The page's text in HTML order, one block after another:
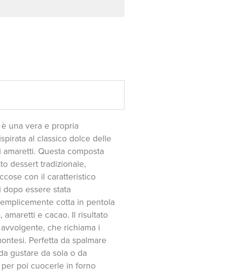
una vera e propria
al classico dolce delle
Questa composta
dessert tradizionale,
con il caratteristico
essere stata
cotta in pentola
amaretti e cacao. Il risultato
che richiama i
Perfetta da spalmare
gustare da sola o da
poi cuocerle in forno